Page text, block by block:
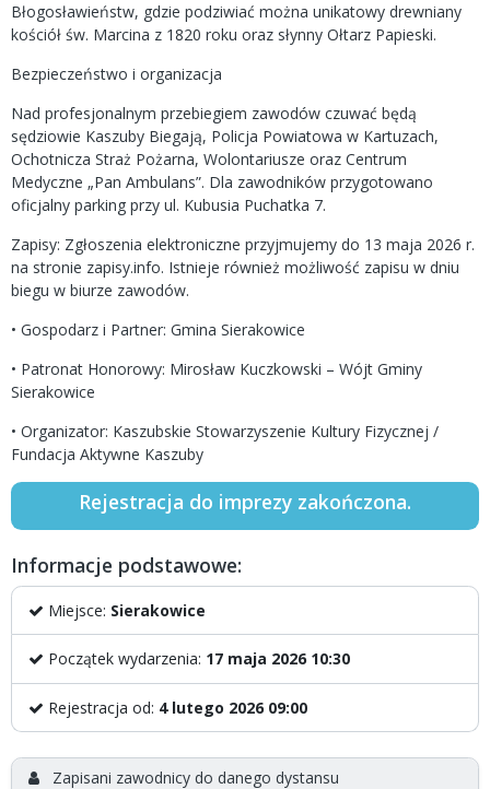
Błogosławieństw, gdzie podziwiać można unikatowy drewniany
kościół św. Marcina z 1820 roku oraz słynny Ołtarz Papieski.
Bezpieczeństwo i organizacja
Nad profesjonalnym przebiegiem zawodów czuwać będą
sędziowie Kaszuby Biegają, Policja Powiatowa w Kartuzach,
Ochotnicza Straż Pożarna, Wolontariusze oraz Centrum
Medyczne „Pan Ambulans”. Dla zawodników przygotowano
oficjalny parking przy ul. Kubusia Puchatka 7.
Zapisy: Zgłoszenia elektroniczne przyjmujemy do 13 maja 2026 r.
na stronie zapisy.info. Istnieje również możliwość zapisu w dniu
biegu w biurze zawodów.
• Gospodarz i Partner: Gmina Sierakowice
• Patronat Honorowy: Mirosław Kuczkowski – Wójt Gminy
Sierakowice
• Organizator: Kaszubskie Stowarzyszenie Kultury Fizycznej /
Fundacja Aktywne Kaszuby
Rejestracja do imprezy zakończona.
Informacje podstawowe:
Miejsce: Sierakowice
Początek wydarzenia: 17 maja 2026 10:30
Rejestracja od: 4 lutego 2026 09:00
Zapisani zawodnicy do danego dystansu